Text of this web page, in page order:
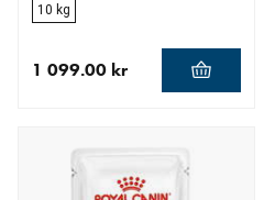
10 kg
1 099.00 kr